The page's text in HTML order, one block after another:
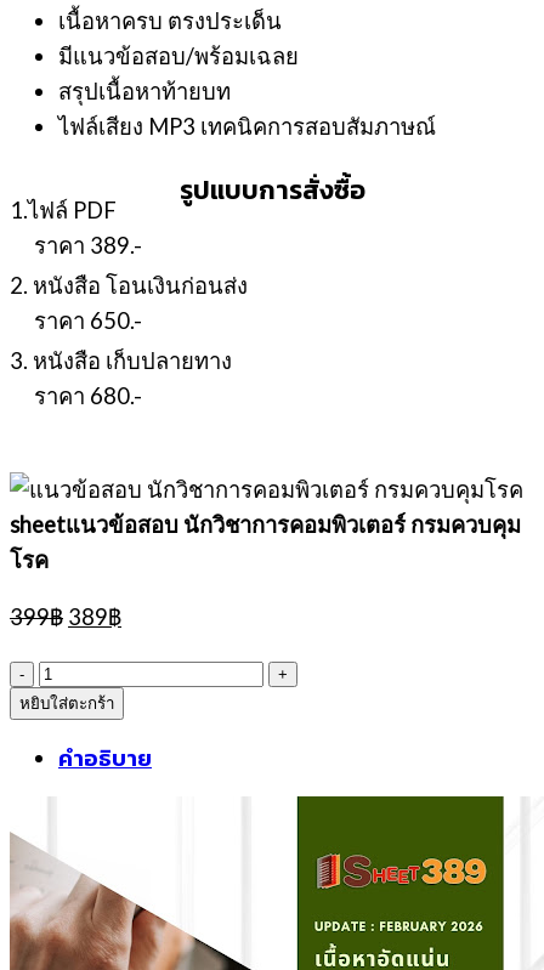
เนื้อหาครบ ตรงประเด็น
มีแนวข้อสอบ/พร้อมเฉลย
สรุปเนื้อหาท้ายบท
ไฟล์เสียง MP3 เทคนิคการสอบสัมภาษณ์
รูปแบบการสั่งซื้อ
1.ไฟล์ PDF
ราคา 389.-
2. หนังสือ โอนเงินก่อนส่ง
ราคา 650.-
3. หนังสือ เก็บปลายทาง
ราคา 680.-
sheetแนวข้อสอบ นักวิชาการคอมพิวเตอร์ กรมควบคุม
โรค
399฿ Original
was:
399฿.
389฿Current
is:
389฿.
จำนวน
sheetแนว
ข้อสอบ
คอมพิวเตอร์
กรม
ควบคุม
โรค
หยิบใส่ตะกร้า
คำอธิบาย